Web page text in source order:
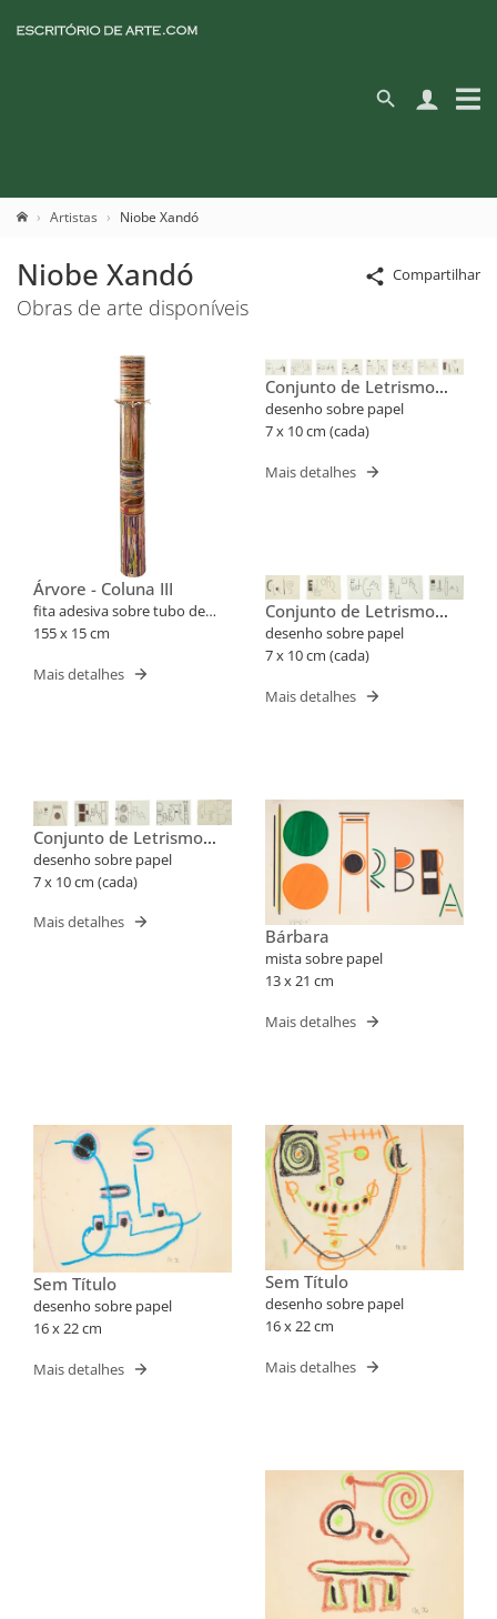
Artistas Niobe Xandó
Compartilhar
Niobe Xandó
Obras de arte disponíveis
Árvore - Coluna III
fita adesiva sobre tubo de
PVC
155 x 15 cm
Mais detalhes
Conjunto de Letrismo
Para Nomes Próprios
(Flusser)
desenho sobre papel
7 x 10 cm (cada)
Mais detalhes
Conjunto de Letrismo
Para Nomes Próprios
(Cris, Edgar)
desenho sobre papel
7 x 10 cm (cada)
Mais detalhes
Conjunto de Letrismo
Para Nomes Próprios
(Barbara, Cleube)
desenho sobre papel
7 x 10 cm (cada)
Mais detalhes
Bárbara
mista sobre papel
13 x 21 cm
Mais detalhes
Sem Título
desenho sobre papel
16 x 22 cm
Mais detalhes
Sem Título
desenho sobre papel
16 x 22 cm
Mais detalhes